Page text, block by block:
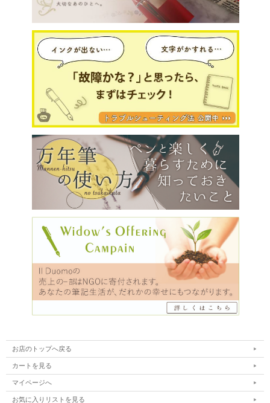
お店のトップへ戻る
カートを見る
マイページへ
お気に入りリストを見る